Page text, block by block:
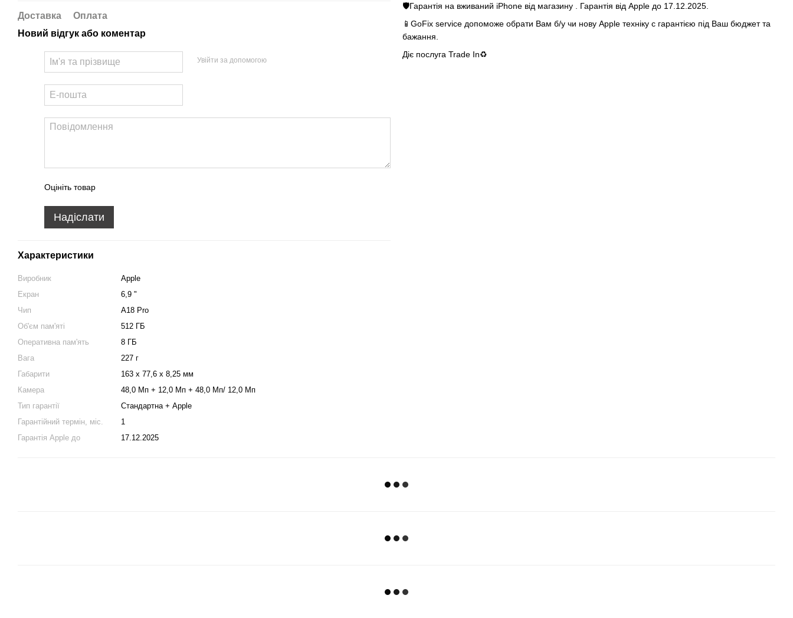
Доставка
Оплата
Новий відгук або коментар
Увійти за допомогою
Оцініть товар
Надіслати
Характеристики
Виробник
Apple
Екран
6,9 "
Чип
A18 Pro
Об'єм пам'яті
512 ГБ
Оперативна пам'ять
8 ГБ
Вага
227 г
Габарити
163 х 77,6 х 8,25 мм
Камера
48,0 Мп + 12,0 Мп + 48,0 Мп/ 12,0 Мп
Тип гарантії
Стандартна + Apple
Гарантійний термін, міс.
1
Гарантія Apple до
17.12.2025
🛡Гарантія на вживаний iPhone від магазину . Гарантія від Apple до 17.12.2025.
📱GoFix service допоможе обрати Вам б/у чи нову Apple техніку с гарантією під Ваш бюджет та
бажання.
Діє послуга Trade In♻️